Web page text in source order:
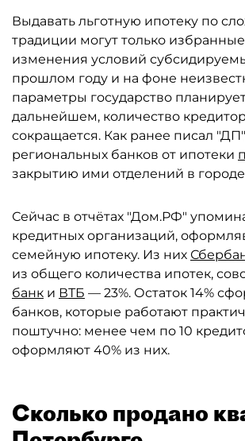
Выдавать льготную ипотеку по
традиции могут только
изменения условий
прошлом году и на фоне
параметры государство
дальнейшем, количество
сокращается. Как ранее писал
региональных банков от ипотеки
закрытию ими отделений в
Сейчас в отчётах "Дом.РФ"
кредитных организаций,
семейную ипотеку. Из них
из общего количества ипотек,
банк и ВТБ — 23%. Остаток 14%
банков, которые работают
поштучно: менее чем по 10
оформляют 40% из них.
Сколько продано